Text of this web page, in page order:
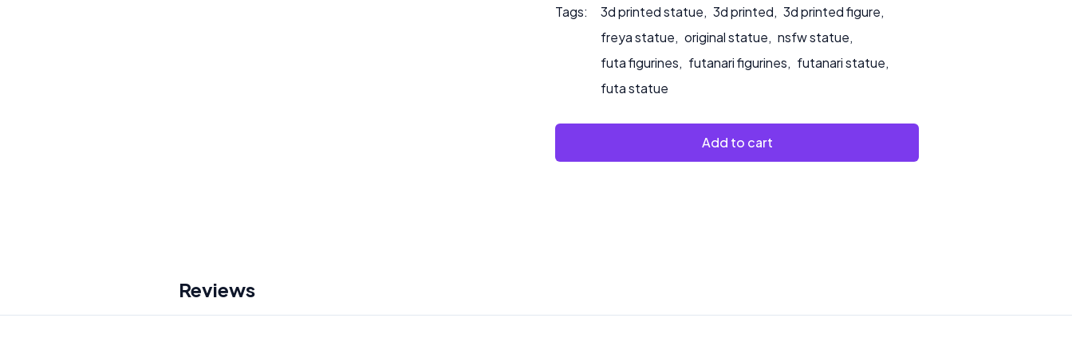
Tags: 3d printed statue, 3d printed, 3d printed figure,
freya statue, original statue, nsfw statue,
futa figurines, futanari figurines, futanari statue,
futa statue
Add to cart
Reviews